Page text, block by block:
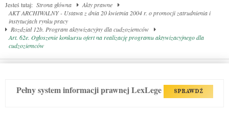
Jesteś tutaj: Strona główna
Akty prawne
AKT ARCHIWALNY - Ustawa z dnia 20 kwietnia 2004 r. o promocji zatrudnienia i
instytucjach rynku pracy
Rozdział 12b. Program aktywizacyjny dla cudzoziemców
Art. 62e. Ogłoszenie konkursu ofert na realizację programu aktywizacyjnego dla
cudzoziemców
Pełny system informacji prawnej LexLege SPRAWDŹ